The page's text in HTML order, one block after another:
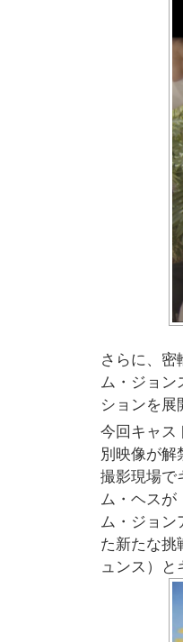
さらに、密
ム・ジョ
ションを展
今回キャス
別映像が解
撮影現場で
ム・ヘス
ム・ジョ
た新たな挑
ュンス）と